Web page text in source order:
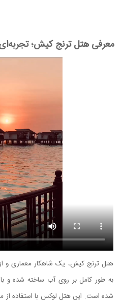
معرفی هتل ترنج کیش؛
هتل ترنج کیش، یک شاهکار معماری و
به طور کامل بر روی آب ساخته شده و
شده است. این هتل لوکس با استفاده از